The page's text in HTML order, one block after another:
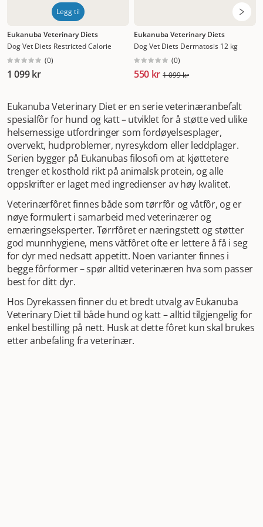
Legg til
Eukanuba Veterinary Diets
Dog Vet Diets Restricted Calorie
(0)
1 099 kr
Eukanuba Veterinary Diets
Dog Vet Diets Dermatosis 12 kg
(0)
550 kr 1 099 kr
Eukanuba Veterinary Diet er en serie veterinæranbefalt
spesialfôr for hund og katt – utviklet for å støtte ved ulike
helsemessige utfordringer som fordøyelsesplager,
overvekt, hudproblemer, nyresykdom eller leddplager.
Serien bygger på Eukanubas filosofi om at kjøttetere
trenger et kosthold rikt på animalsk protein, og alle
oppskrifter er laget med ingredienser av høy kvalitet.
Veterinærfôret finnes både som tørrfôr og våtfôr, og er
nøye formulert i samarbeid med veterinærer og
ernæringseksperter. Tørrfôret er næringstett og støtter
god munnhygiene, mens våtfôret ofte er lettere å få i seg
for dyr med nedsatt appetitt. Noen varianter finnes i
begge fôrformer – spør alltid veterinæren hva som passer
best for ditt dyr.
Hos Dyrekassen finner du et bredt utvalg av Eukanuba
Veterinary Diet til både hund og katt – alltid tilgjengelig for
enkel bestilling på nett. Husk at dette fôret kun skal brukes
etter anbefaling fra veterinær.